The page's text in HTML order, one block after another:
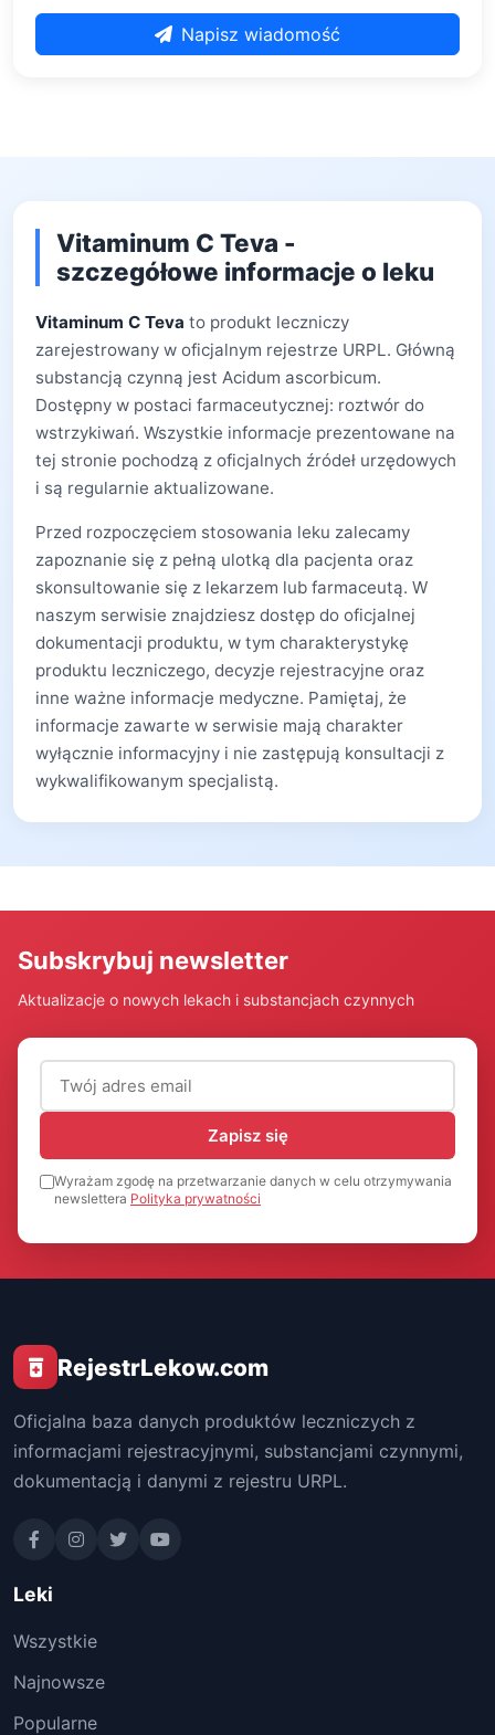
Napisz wiadomość
Vitaminum C Teva -
szczegółowe informacje o leku
Vitaminum C Teva to produkt leczniczy
zarejestrowany w oficjalnym rejestrze URPL. Główną
substancją czynną jest Acidum ascorbicum.
Dostępny w postaci farmaceutycznej: roztwór do
wstrzykiwań. Wszystkie informacje prezentowane na
tej stronie pochodzą z oficjalnych źródeł urzędowych
i są regularnie aktualizowane.
Przed rozpoczęciem stosowania leku zalecamy
zapoznanie się z pełną ulotką dla pacjenta oraz
skonsultowanie się z lekarzem lub farmaceutą. W
naszym serwisie znajdziesz dostęp do oficjalnej
dokumentacji produktu, w tym charakterystykę
produktu leczniczego, decyzje rejestracyjne oraz
inne ważne informacje medyczne. Pamiętaj, że
informacje zawarte w serwisie mają charakter
wyłącznie informacyjny i nie zastępują konsultacji z
wykwalifikowanym specjalistą.
Subskrybuj newsletter
Aktualizacje o nowych lekach i substancjach czynnych
Adres email (wymagany)
Zapisz się
Wyrażam zgodę na przetwarzanie danych w celu otrzymywania
newslettera Polityka prywatności
RejestrLekow.com
Oficjalna baza danych produktów leczniczych z
informacjami rejestracyjnymi, substancjami czynnymi,
dokumentacją i danymi z rejestru URPL.
Leki
Wszystkie
Najnowsze
Popularne